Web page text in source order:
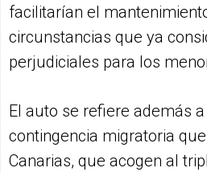
facilitarían el
circunstancias que ya
perjudiciales para los
El auto se refiere además
contingencia migratoria
Canarias, que acogen al